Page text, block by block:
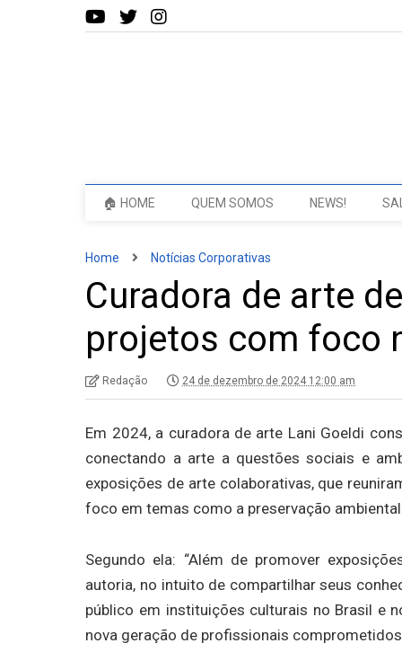
🏠 HOME QUEM SOMOS NEWS!
Home Notícias Corporativas
Curadora de arte
projetos com foco
Redação 24 de dezembro de 2024 12:00 am
Em 2024, a curadora de arte Lani Goeldi
conectando a arte a questões sociais e
exposições de arte colaborativas, que
foco em temas como a preservação
Segundo ela: “Além de promover
autoria, no intuito de compartilhar seus
público em instituições culturais no Brasil e
nova geração de profissionais